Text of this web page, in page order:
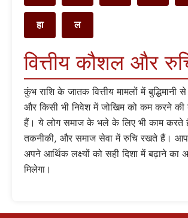
हा ल
वित्तीय कौशल और
कुंभ राशि के जातक वित्तीय मामलों में बुद्धिमानी
और किसी भी निवेश में जोखिम को कम करने
हैं। ये लोग समाज के भले के लिए भी काम करते
तकनीकी, और समाज सेवा में रुचि रखते हैं।
अपने आर्थिक लक्ष्यों को सही दिशा में बढ़ाने का
मिलेगा।